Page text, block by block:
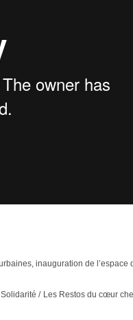
inauguration de l’espace
/ Les Restos du cœur